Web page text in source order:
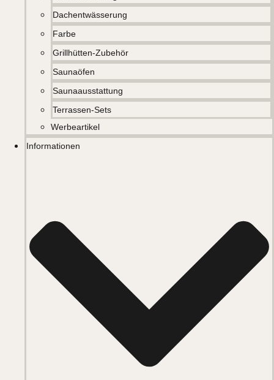
Dachentwässerung
Farbe
Grillhütten-Zubehör
Saunaöfen
Saunaausstattung
Terrassen-Sets
Werbeartikel
Informationen